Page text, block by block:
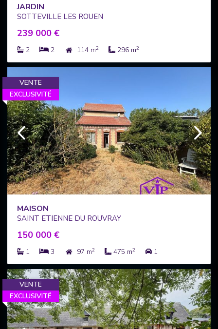
JARDIN
SOTTEVILLE LES ROUEN
239 000 €
2 2 114 m2 296 m2
VENTE
EXCLUSIVITÉ
MAISON
SAINT ETIENNE DU ROUVRAY
150 000 €
1 3 97 m2 475 m2 1
VENTE
EXCLUSIVITÉ